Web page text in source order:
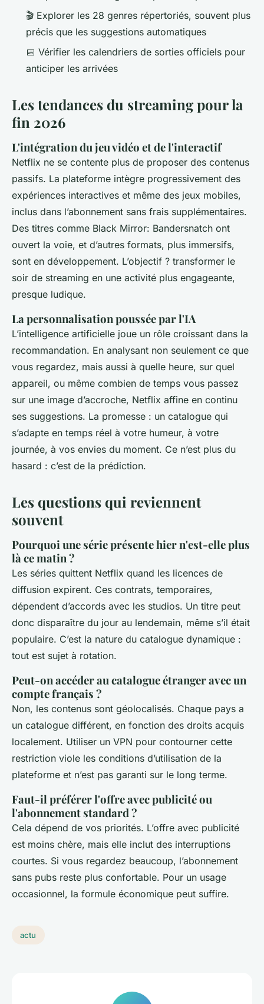
🎬 Explorer les 28 genres répertoriés, souvent plus
précis que les suggestions automatiques
📅 Vérifier les calendriers de sorties officiels pour
anticiper les arrivées
Les tendances du streaming pour la
fin 2026
L'intégration du jeu vidéo et de l'interactif
Netflix ne se contente plus de proposer des contenus
passifs. La plateforme intègre progressivement des
expériences interactives et même des jeux mobiles,
inclus dans l’abonnement sans frais supplémentaires.
Des titres comme Black Mirror: Bandersnatch ont
ouvert la voie, et d’autres formats, plus immersifs,
sont en développement. L’objectif ? transformer le
soir de streaming en une activité plus engageante,
presque ludique.
La personnalisation poussée par l'IA
L’intelligence artificielle joue un rôle croissant dans la
recommandation. En analysant non seulement ce que
vous regardez, mais aussi à quelle heure, sur quel
appareil, ou même combien de temps vous passez
sur une image d’accroche, Netflix affine en continu
ses suggestions. La promesse : un catalogue qui
s’adapte en temps réel à votre humeur, à votre
journée, à vos envies du moment. Ce n’est plus du
hasard : c’est de la prédiction.
Les questions qui reviennent
souvent
Pourquoi une série présente hier n'est-elle plus
là ce matin ?
Les séries quittent Netflix quand les licences de
diffusion expirent. Ces contrats, temporaires,
dépendent d’accords avec les studios. Un titre peut
donc disparaître du jour au lendemain, même s’il était
populaire. C’est la nature du catalogue dynamique :
tout est sujet à rotation.
Peut-on accéder au catalogue étranger avec un
compte français ?
Non, les contenus sont géolocalisés. Chaque pays a
un catalogue différent, en fonction des droits acquis
localement. Utiliser un VPN pour contourner cette
restriction viole les conditions d’utilisation de la
plateforme et n’est pas garanti sur le long terme.
Faut-il préférer l'offre avec publicité ou
l'abonnement standard ?
Cela dépend de vos priorités. L’offre avec publicité
est moins chère, mais elle inclut des interruptions
courtes. Si vous regardez beaucoup, l’abonnement
sans pubs reste plus confortable. Pour un usage
occasionnel, la formule économique peut suffire.
actu